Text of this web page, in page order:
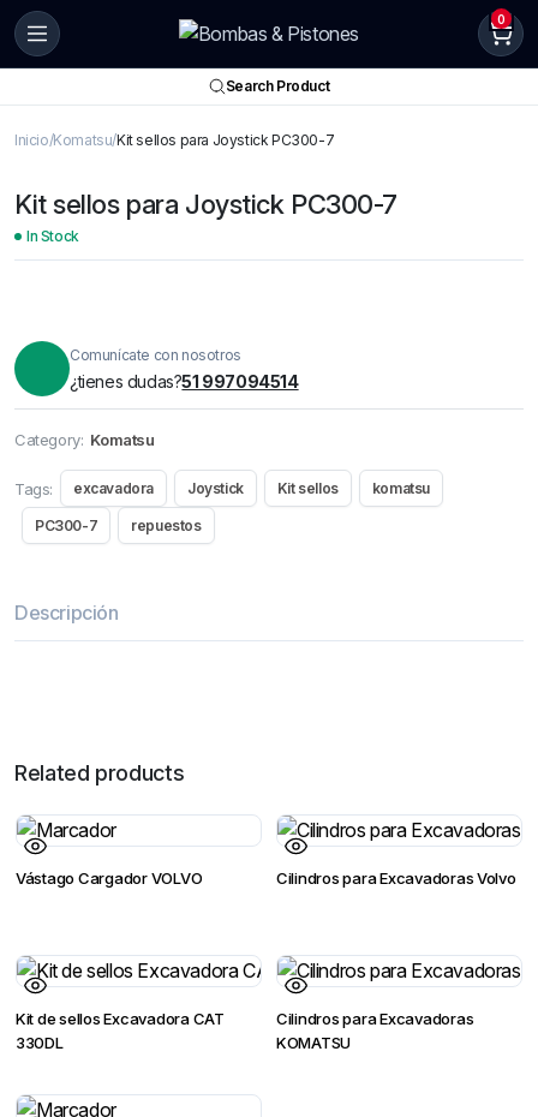
0
Search Product
Inicio Komatsu Kit sellos para Joystick PC300-7
Kit sellos para Joystick PC300-7
In Stock
Comunícate con nosotros
¿tienes dudas?51 997094514
Category: Komatsu
Tags: excavadora Joystick Kit sellos komatsu
PC300-7 repuestos
Descripción
Related products
Vástago Cargador VOLVO Cilindros para Excavadoras Volvo
Kit de sellos Excavadora CAT
330DL
Cilindros para Excavadoras
KOMATSU